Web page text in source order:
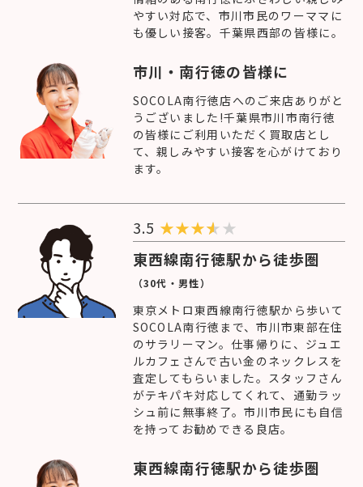
やすい対応で、市川市民のワーママに
も優しい接客。千葉県西部の皆様に。
市川・南行徳の皆様に
SOCOLA南行徳店へのご来店ありがと
うございました!千葉県市川市南行徳
の皆様にご利用いただく買取店とし
て、親しみやすい接客を心がけており
ます。
3.5 ★★★
★
東西線南行徳駅から徒歩圏
（30代・男性）
東京メトロ東西線南行徳駅から歩いて
SOCOLA南行徳まで、市川市東部在住
のサラリーマン。仕事帰りに、ジュエ
ルカフェさんで古い金のネックレスを
査定してもらいました。スタッフさん
がテキパキ対応してくれて、通勤ラッ
シュ前に無事終了。市川市民にも自信
を持ってお勧めできる良店。
東西線南行徳駅から徒歩圏